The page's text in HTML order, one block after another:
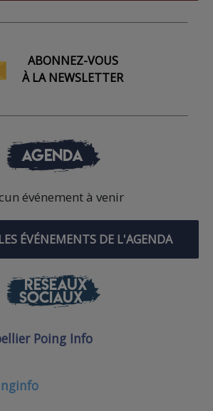
ABONNEZ-VOUS
À LA NEWSLETTER
AGENDA
événement à venir
ÉVÉNEMENTS DE L'AGENDA
RÉSEAUX
SOCIAUX
Poing Info